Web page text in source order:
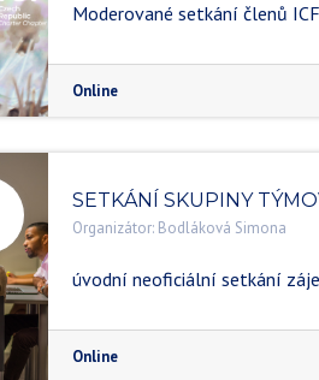
Moderované setkání členů
Online
SETKÁNÍ SKUPINY
Organizátor: Bodláková Simona
úvodní neoficiální setkání
Online